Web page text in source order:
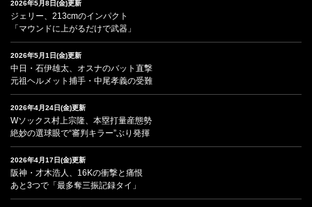
2026年5月8日(金)更新
ジェリー、213cmのインパクト
「マウンドに上がるだけで武器」
2026年5月1日(金)更新
中日・石伊雄太、オスナのバット直撃
元祖ヘルメット捕手・中尾孝義の受難
2026年4月24日(金)更新
Wソックス村上宗隆、本塁打量産態勢
絶妙の選球眼で“審判キラー”ぶり発揮
2026年4月17日(金)更新
阪神・才木浩人、16Kの衝撃と痛恨
あと3つで「最多奪三振記録タイ」